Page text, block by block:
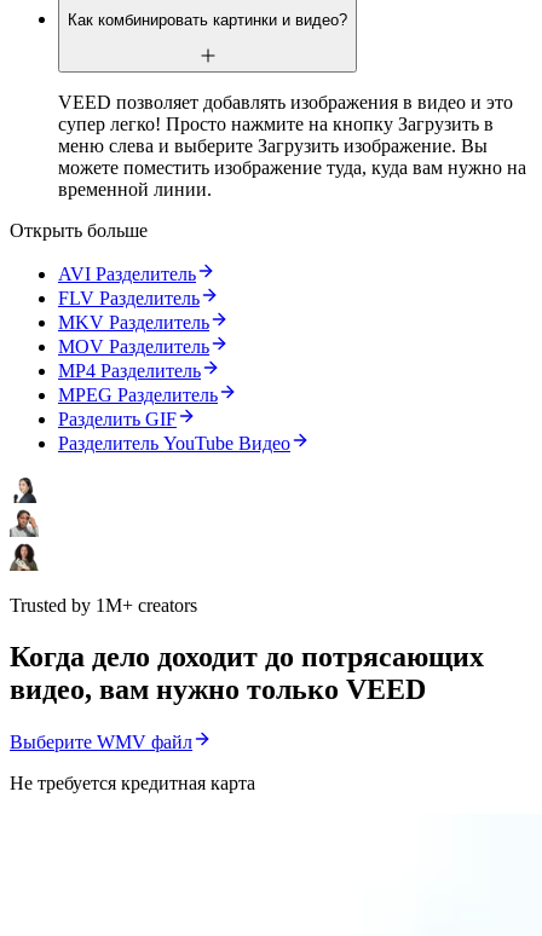
Как комбинировать картинки и видео?
VEED позволяет добавлять изображения в видео и это
супер легко! Просто нажмите на кнопку Загрузить в
меню слева и выберите Загрузить изображение. Вы
можете поместить изображение туда, куда вам нужно на
временной линии.
Открыть больше
AVI Разделитель
FLV Разделитель
MKV Разделитель
MOV Разделитель
MP4 Разделитель
MPEG Разделитель
Pазделить GIF
Разделитель YouTube Видео
Trusted by 1M+ creators
Когда дело доходит до потрясающих
видео, вам нужно только VEED
Выберите WMV файл
Не требуется кредитная карта